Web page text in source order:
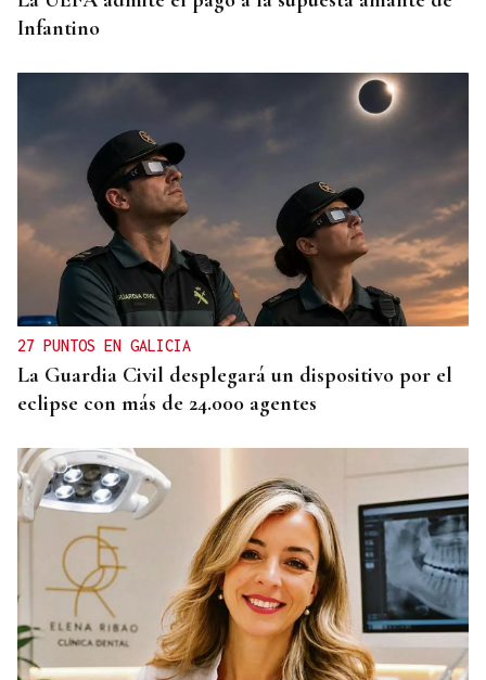
Infantino
27 PUNTOS EN GALICIA
La Guardia Civil desplegará un dispositivo por el
eclipse con más de 24.000 agentes